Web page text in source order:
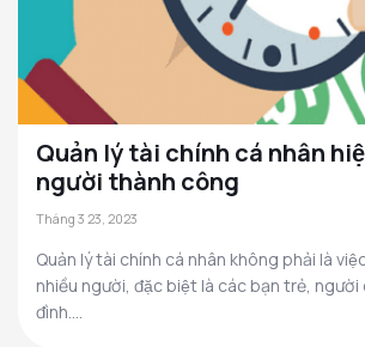
Quản lý tài chính cá nhân
người thành công
Tháng 3 23, 2023
Quản lý tài chính cá nhân không phải là
nhiều người, đặc biệt là các bạn trẻ, người
đình....